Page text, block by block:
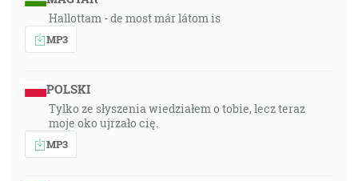
Hallottam - de most már látom is
MP3
POLSKI
Tylko ze słyszenia wiedziałem o tobie, lecz teraz
moje oko ujrzało cię.
MP3